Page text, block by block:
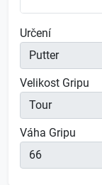
Určení
Velikost Gripu
Váha Gripu